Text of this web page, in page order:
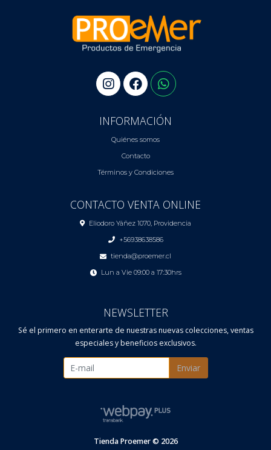
INFORMACIÓN
Quiénes somos
Contacto
Términos y Condiciones
CONTACTO VENTA ONLINE
Eliodoro Yáñez 1070, Providencia
+56938638586
tienda@proemer.cl
Lun a Vie 09:00 a 17:30hrs
NEWSLETTER
Sé el primero en enterarte de nuestras nuevas colecciones, ventas
especiales y beneficios exclusivos.
Enviar
Tienda Proemer © 2026